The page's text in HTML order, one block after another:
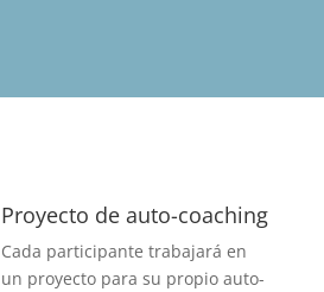
Proyecto de auto-coaching
Cada participante trabajará en
un proyecto para su propio auto-